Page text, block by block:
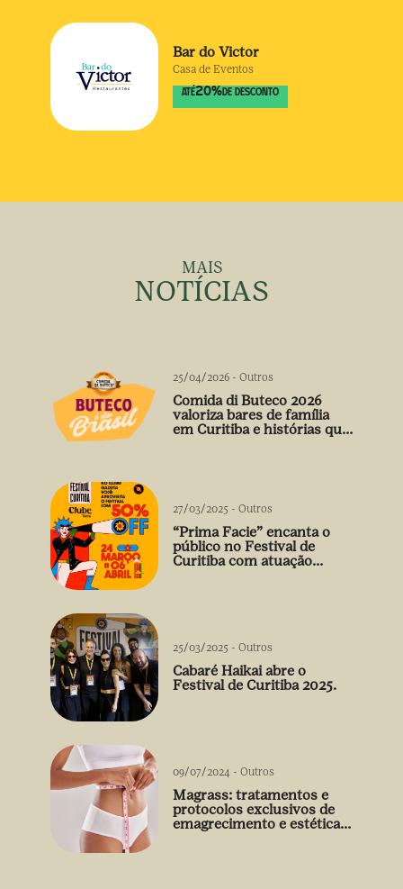
Bar do Victor
Casa de Eventos
ATÉ20% DE DESCONTO
MAIS
NOTÍCIAS
25/04/2026 - Outros
Comida di Buteco 2026
valoriza bares de família
em Curitiba e histórias que
27/03/2025 - Outros
“Prima Facie” encanta o
público no Festival de
Curitiba com atuação
25/03/2025 - Outros
Cabaré Haikai abre o
Festival de Curitiba 2025.
09/07/2024 - Outros
Magrass: tratamentos e
protocolos exclusivos de
emagrecimento e estética